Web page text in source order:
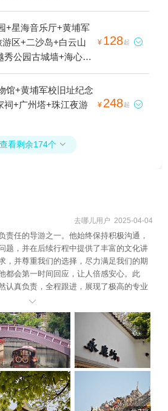
+星海音乐厅+黄埔军
区+二沙岛+白云山
公园古城墙+海心沙
天字码头+珠江夜游
西堤码头+珠江夜游省
-中大码头+珠江夜游
夜游广州塔财富码头1
¥ 128起 
馆+黄埔军校旧址纪念
祠+广州塔+珠江夜游
¥ 248起 
查看剩余174个 
去哪儿用户 2025-04-04
责任的导游之一。他始终保持积极沟通，
题，并在后续行程中提供了丰富的文化讲
，并尊重我们的选择，尽力满足我们的期
都会第一时间回应，让人倍感安心。此
认真负责，全程跟进，展现了极高的专业
旅程因为他的用心服务而更加愉快，衷心
